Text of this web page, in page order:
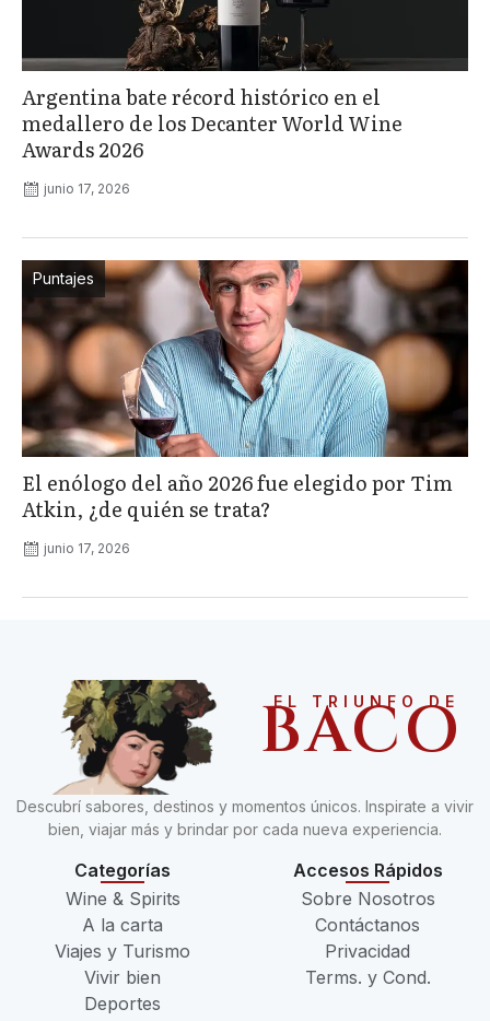
Argentina bate récord histórico en el
medallero de los Decanter World Wine
Awards 2026
junio 17, 2026
Puntajes
El enólogo del año 2026 fue elegido por Tim
Atkin, ¿de quién se trata?
junio 17, 2026
EL TRIUNFO DE
BACO
Descubrí sabores, destinos y momentos únicos. Inspirate a vivir
bien, viajar más y brindar por cada nueva experiencia.
Categorías
Wine & Spirits
A la carta
Viajes y Turismo
Vivir bien
Deportes
Accesos Rápidos
Sobre Nosotros
Contáctanos
Privacidad
Terms. y Cond.